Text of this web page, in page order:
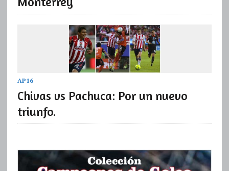
AP16
Chivas vs Pachuca: Por un nuevo
triunfo.